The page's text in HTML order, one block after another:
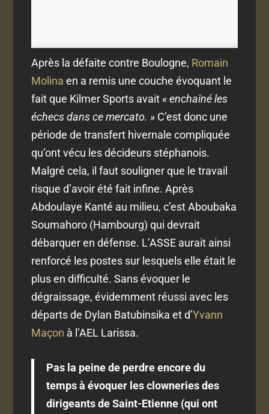
Après la défaite contre Boulogne, Romain
Molina en a remis une couche évoquant le
fait que Kilmer Sports avait« enchaîné les
échecs dans ce mercato. » C’est donc une
période de transfert hivernale compliquée
qu’ont vécu les décideurs stéphanois.
Malgré cela, il faut souligner que le travail
risque d’avoir été fait infine. Après
Abdoulaye Kanté au milieu, c’est Aboubaka
Soumahoro (Hambourg) qui devrait
débarquer en défense. L’ASSE aurait ainsi
renforcé les postes sur lesquels elle était le
plus en difficulté. Sans évoquer le
dégraissage, évidemment réussi avec les
départs de Dylan Batubinsika et d’Yvann
Maçon à l’AEL Larissa.
Pas la peine de perdre encore du
temps à évoquer les clowneries des
dirigeants de Saint-Etienne (qui ont